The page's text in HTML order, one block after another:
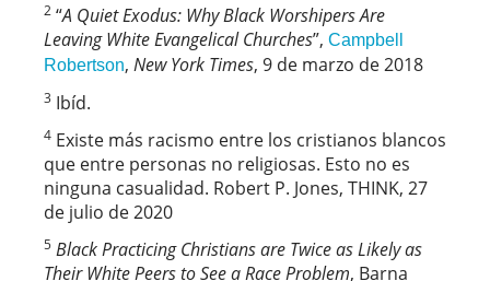
2 “A Quiet Exodus: Why Black Worshipers Are
Leaving White Evangelical Churches”, Campbell
Robertson, New York Times, 9 de marzo de 2018
3 Ibíd.
4 Existe más racismo entre los cristianos blancos
que entre personas no religiosas. Esto no es
ninguna casualidad. Robert P. Jones, THINK, 27
de julio de 2020
5 Black Practicing Christians are Twice as Likely as
Their White Peers to See a Race Problem, Barna